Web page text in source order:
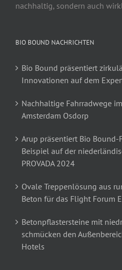
nachhaltig, sondern auch
BIO BOUND NACHRICHTEN
Bio Bound präsentiert
Innovationen auf dem
Nachhaltige Fahrradwege
Amsterdam Osdorp
Arup präsentiert Bio
Beispiel auf der
PROVADA 2024
Ovale Treppenlösung aus
Beton für das Flight Forum
Betonpflastersteine mit
schmücken den
Hotels